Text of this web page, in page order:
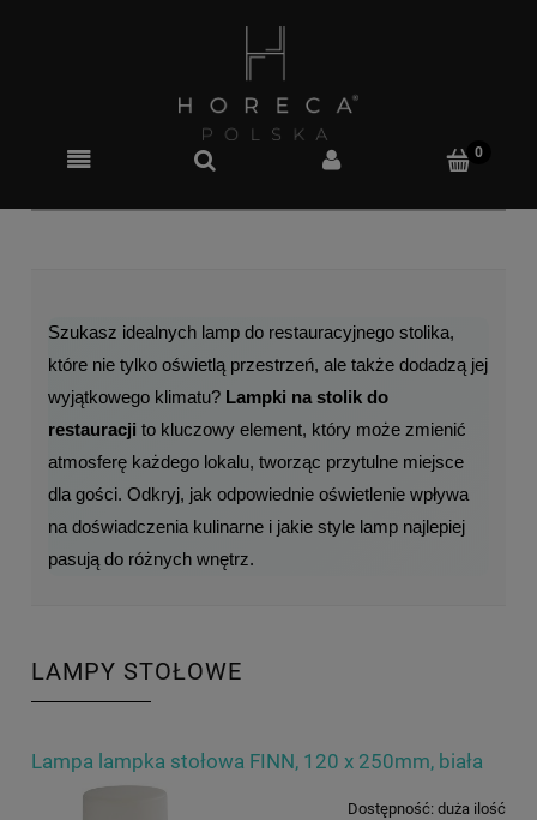
Szukasz idealnych lamp do restauracyjnego stolika,
które nie tylko oświetlą przestrzeń, ale także dodadzą jej
wyjątkowego klimatu? Lampki na stolik do
restauracji to kluczowy element, który może zmienić
atmosferę każdego lokalu, tworząc przytulne miejsce
dla gości. Odkryj, jak odpowiednie oświetlenie wpływa
na doświadczenia kulinarne i jakie style lamp najlepiej
pasują do różnych wnętrz.
LAMPY STOŁOWE
Lampa lampka stołowa FINN, 120 x 250mm, biała
Dostępność: duża ilość